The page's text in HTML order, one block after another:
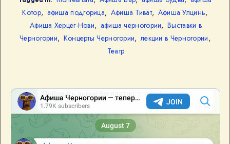
Котор, афиша подгорица, Афиша Тиват, Афиша Улцинь,
Афиша Херцег-Нови, афиша черногории, Выставки в
Черногории, Концерты Черногории, лекции в Черногории,
Театр